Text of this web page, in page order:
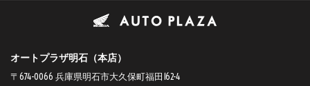
オートプラザ明石（本店）
〒674-0066 兵庫県明石市大久保町福田162-4